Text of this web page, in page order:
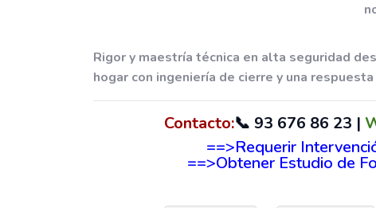
Rigor y maestría técnica en alta seguridad
hogar con ingeniería de cierre y una
Contacto:📞 93 676 86 23 |
==>Requerir
==>Obtener Estudio de